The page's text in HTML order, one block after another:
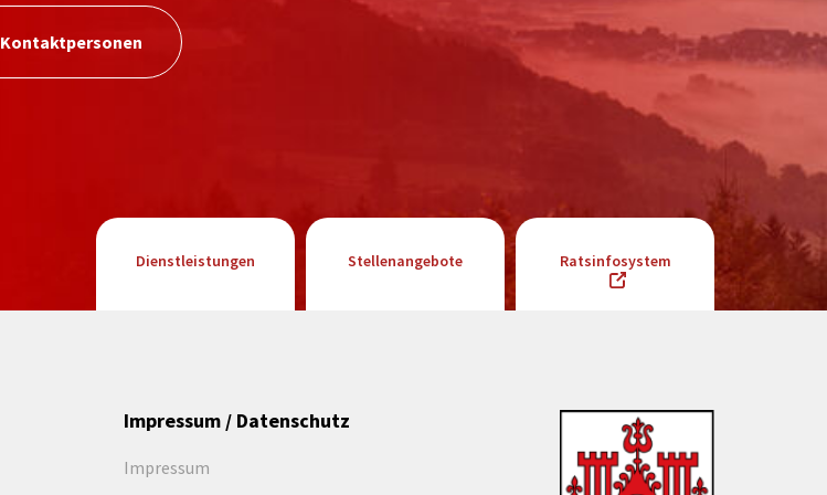
Kontaktpersonen
Dienstleistungen Stellenangebote Ratsinfosystem
Impressum / Datenschutz
Impressum